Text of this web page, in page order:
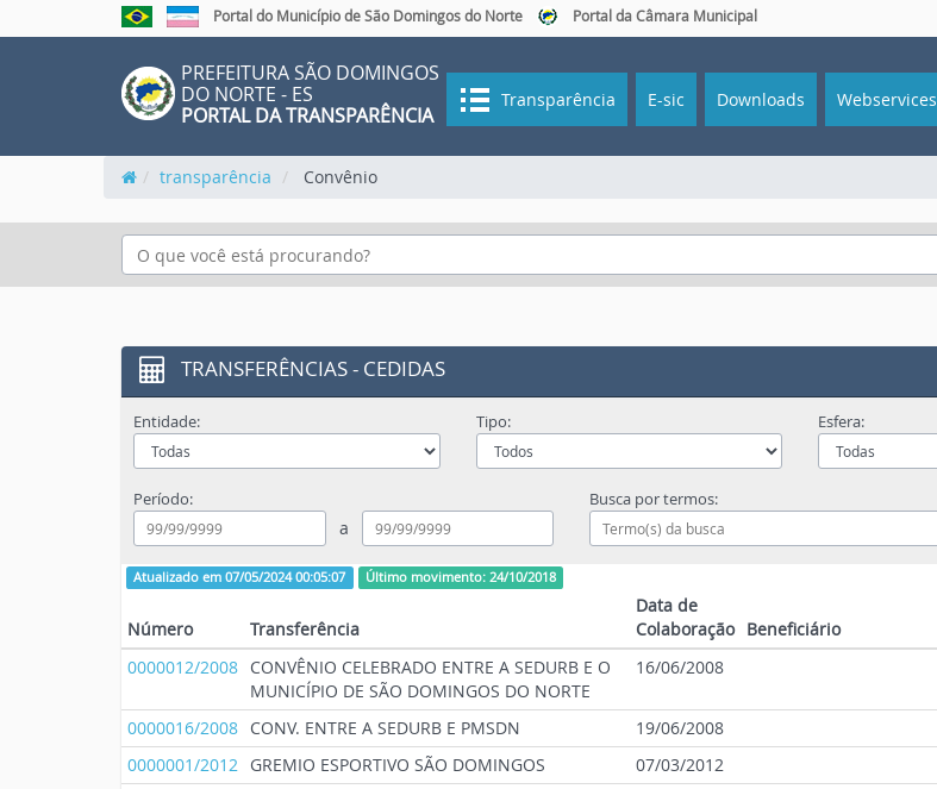
Portal do Município de São Domingos do Norte Portal da Câmara Municipal
PREFEITURA SÃO DOMINGOS
DO NORTE - ES
PORTAL DA TRANSPARÊNCIA
Transparência E-sic Downloads Webservices
transparência Convênio
TRANSFERÊNCIAS - CEDIDAS
Entidade: Tipo: Esfera:
Período:
a
Busca por termos:
Atualizado em 07/05/2024 00:05:07 Último movimento: 24/10/2018
Número Transferência
Data de
Colaboração Beneficiário
0000012/2008 CONVÊNIO CELEBRADO ENTRE A SEDURB E O
MUNICÍPIO DE SÃO DOMINGOS DO NORTE
16/06/2008
0000016/2008 CONV. ENTRE A SEDURB E PMSDN 19/06/2008
0000001/2012 GREMIO ESPORTIVO SÃO DOMINGOS 07/03/2012